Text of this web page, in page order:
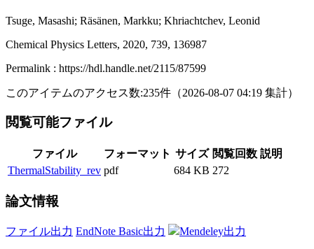
Tsuge, Masashi; Räsänen, Markku; Khriachtchev, Leonid
Chemical Physics Letters, 2020, 739, 136987
Permalink : https://hdl.handle.net/2115/87599
このアイテムのアクセス数:235件 （2026-08-07 04:19 集計）
閲覧可能ファイル
ファイル フォーマット サイズ 閲覧回数 説明
ThermalStability_rev pdf 684 KB 272
論文情報
ファイル出力 EndNote Basic出力 Mendeley出力